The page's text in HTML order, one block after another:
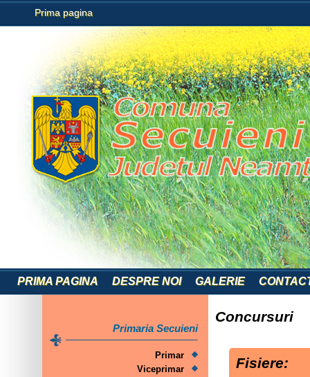
Prima pagina
PRIMA PAGINA DESPRE NOI GALERIE
Primaria Secuieni
Primar
Viceprimar
Concursuri
Fisiere: